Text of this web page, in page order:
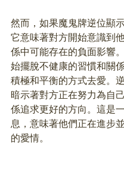
然而，如果魔鬼牌逆位顯
它意味著對方開始意識到
係中可能存在的負面影響
始擺脫不健康的習慣和關
積極和平衡的方式去愛。
暗示著對方正在努力為自
係追求更好的方向。這是
息，意味著他們正在進步
的愛情。